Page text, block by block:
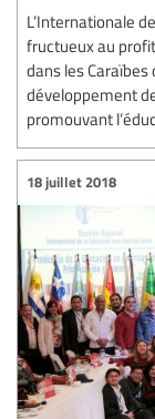
L’Internationale
fructueux au
dans les Caraïbes
développement
promouvant
18 juillet 2018